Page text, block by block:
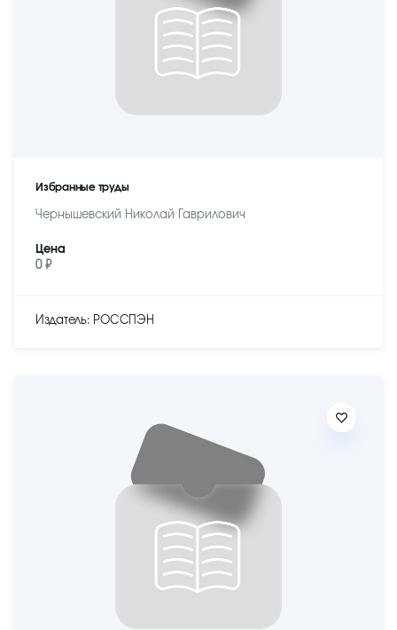
Избранные труды
Чернышевский Николай Гаврилович
Цена
0 ₽
Издатель: РОССПЭН